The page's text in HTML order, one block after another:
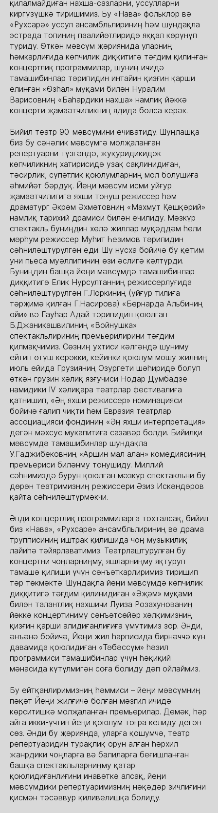
қилалмайдиған нахша-сазларни, уссулларни
киргүзүшкә тиришимиз. Бу «Нава» фольклор вә
«Рухсарә» уссул ансамбльлириниң һәм шундақла
эстрада топиниң паалийәтлиридә яққал көрүнүп
туриду. Өткән мәвсүм җәриянида уларниң
һәмкарлиғида көпчилик диққитигә тәғдим қилинған
концертлиқ программилар, шуниң ичидә
тамашибинлар тәрипидин интайин қизғин қарши
елинған «Өзһал» муқами билән Нуралим
Варисовниң «Баһардики нахша» намлиқ йәккә
концерти җамаәтчиликниң ядида болса керәк.
Бийил театр 90-мәвсүмини ечиватиду. Шуңлашқа
биз бу сәнәлик мәвсүмгә молҗаланған
репертуарни түзгәндә, жуқуридикидәк
көпчиликниң хатирисидә узақ сақлинидиған,
тәсирлик, сүпәтлик қоюлумларниң мол болушиға
әһмийәт бәрдуқ. Йеңи мәвсүм исми уйғур
җамаәтчилигигә яхши тонуш режиссер һәм
драматург Әкрәм Әхмәтовниң «Махмут Қәшқәрий»
намлиқ тарихий драмиси билән ечилиду. Мәзкүр
спектакль буниңдин хелә жиллар муқәддәм һели
мәрһум режиссер Муһит Һезимов тәрипидин
сәһниләштүрүлгән еди. Шу нусха бойичә бу қетим
уни пьеса муәллипиниң өзи әслигә кәлтүрди.
Буниңдин башқа йеңи мәвсүмдә тамашибинлар
диққитигә Елик Нурсултанниң режиссерлуғида
сәһниләштүрүлгән Г.Лоркиниң (уйғур тилиға
тәрҗимә қилған Г.Насирова) «Бернарда Альбиниң
өйи» вә Гауһар Адай тәрипидин қоюлған
Б.Джаникашвилиниң «Войнушка»
спектакльлириниң премьерилирини тәғдим
қилмақчимиз. Сөзниң ухтиси кәлгәндә шуниму
ейтип өтүш керәкки, кейинки қоюлум мошу жилниң
июль ейида Грузияниң Озургети шәһиридә болуп
өткән грузин хәлиқ язғучиси Нодар Думбадзе
намидики IV хәлиқара театрлар фестивалиға
қатнишип, «Әң яхши режиссер» номинацияси
бойичә ғалип чиқти һәм Евразия театрлар
ассоциацияси фондиниң «Әң яхши интерпретация»
дегән мәхсус мукапитиға сазавәр болди. Бийилқи
мәвсүмдә тамашибинлар шундақла
У.Гаджибековниң «Аршин мал алан» комедиясиниң
премьериси биләнму тонушиду. Миллий
сәһнимиздә бурун қоюлған мәзкүр спектакльни бу
дөрән театримизниң режиссери Әзиз Искәндәров
қайта сәһниләштүрмәкчи.
Әнди концертлиқ программиларға тохталсақ, бийил
биз «Нава», «Рухсарә» ансамбльлириниң вә драма
трупписиниң иштрак қилишида чоң музыкилиқ
лайиһә тәйярлаватимиз. Театрлаштурулған бу
концертни чоңларниңму, яшларниңму яқтуруп
тамашә қилиши үчүн сәнъәткарлиримиз тиришип
тәр төкмәктә. Шундақла йеңи мәвсүмдә көпчилик
диққитигә тәғдим қилинидиған «Әҗәм» муқами
билән талантлиқ нахшичи Луиза Розахунованиң
йәккә концертиниму сәнъәтсөйәр хәлқимизниң
қизғин қарши алидиғанлиғиға үмүтимиз зор. Әнди,
әнъәнә бойичә, Йеңи жил һарписида бирнәччә күн
давамида қоюлидиған «Тәбәссүм» һәзил
программиси тамашибинлар үчүн һәқиқий
мәнасида күтүлмигән соға болиду дәп ойлаймиз.
Бу ейтқанлиримизниң һәммиси – йеңи мәвсүмниң
пәқәт Йеңи жилғичә болған мәзгил ичидә
көрситишкә молҗаланған премьерилар. Демәк, һәр
айға икки-үчтин йеңи қоюлум тоғра келиду дегән
сөз. Әнди бу җәриянда, уларға қошумчә, театр
репертуаридин турақлиқ орун алған һәрхил
жанрдики чоңларға вә балиларға беғишланған
башқа спектакльларниңму қатар
қоюлидиғанлиғини инавәткә алсақ, йеңи
мәвсүмдики репертуаримизниң нәқәдәр зичлиғини
қисмән тәсәввур қиливелишқа болиду.